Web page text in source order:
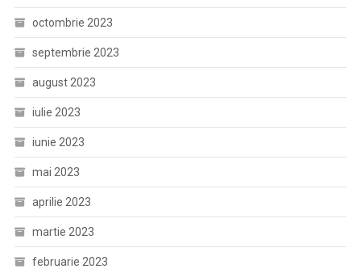
octombrie 2023
septembrie 2023
august 2023
iulie 2023
iunie 2023
mai 2023
aprilie 2023
martie 2023
februarie 2023